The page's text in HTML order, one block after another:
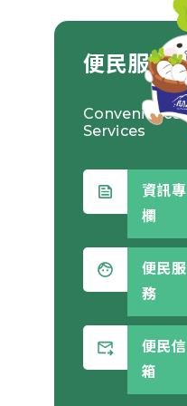
便民服務
Convenience
Services
資訊專
欄
便民服
務
便民信
箱